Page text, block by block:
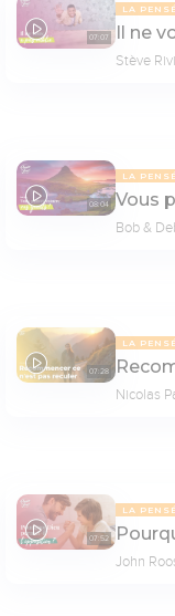
07:07
LA
Il ne
Stève
08:04
LA
Vous
Bob &
07:28
LA
Nicolas
07:52
LA
John